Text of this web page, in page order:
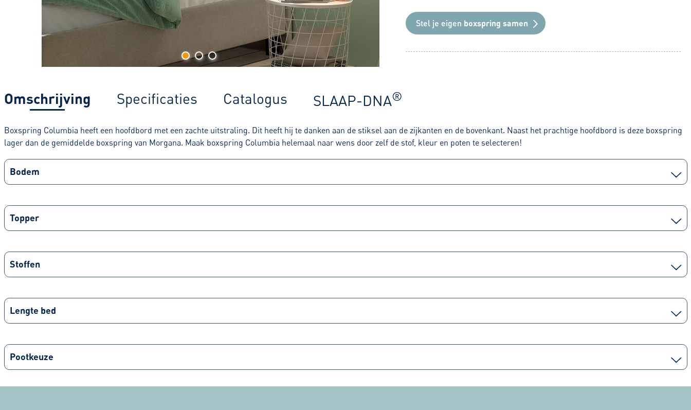
Stel je eigen boxspring samen
Omschrijving Specificaties Catalogus SLAAP-DNA®
Boxspring Columbia heeft een hoofdbord met een zachte uitstraling. Dit heeft hij te danken aan de stiksel aan de zijkanten en de bovenkant. Naast het prachtige hoofdbord is deze boxspring
lager dan de gemiddelde boxspring van Morgana. Maak boxspring Columbia helemaal naar wens door zelf de stof, kleur en poten te selecteren!
Bodem
Topper
Stoffen
Lengte bed
Pootkeuze